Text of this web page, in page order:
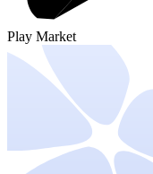
Play Market